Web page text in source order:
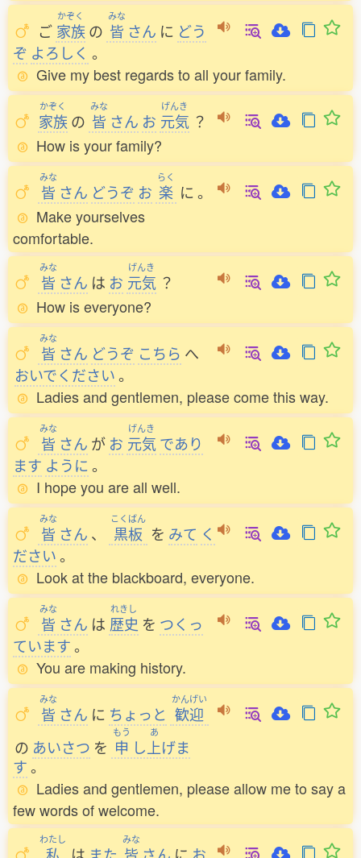
ご
かぞく
家族 の
みな
皆 さん に どう
ぞ よろしく 。
Give my best regards to all your family.
かぞく
家族 の
みな
皆 さん お
げんき
元気 ？
How is your family?
みな
皆 さん どうぞ お
らく
楽 に。
Make yourselves
comfortable.
みな
皆 さん は お
げんき
元気 ？
How is everyone?
みな
皆 さん どうぞ こちら へ
おいでください。
Ladies and gentlemen, please come this way.
みな
皆 さん が お
げんき
元気 であり
ます ように。
I hope you are all well.
みな
皆 さん 、
こくばん
黒板 を みて く
ださい。
Look at the blackboard, everyone.
みな
皆 さん は
れきし
歴史 を つくっ
ています。
You are making history.
みな
皆 さん に ちょっと
かんげい
歓迎
の あいさつ を
もう
申 し
あ
上げま
す。
Ladies and gentlemen, please allow me to say a
few words of welcome.
わたし みな